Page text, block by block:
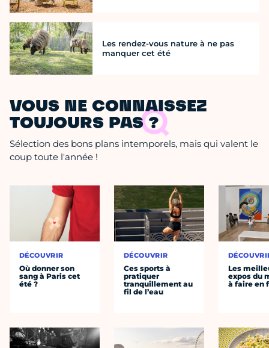
Les rendez-vous nature à ne pas
manquer cet été
VOUS NE CONNAISSEZ
TOUJOURS PAS ?
Sélection des bons plans intemporels, mais qui valent le
coup toute l'année !
DÉCOUVRIR
Où donner son
sang à Paris cet
été ?
DÉCOUVRIR
Ces sports à
pratiquer
tranquillement au
fil de l’eau
Les
expos du
à faire en